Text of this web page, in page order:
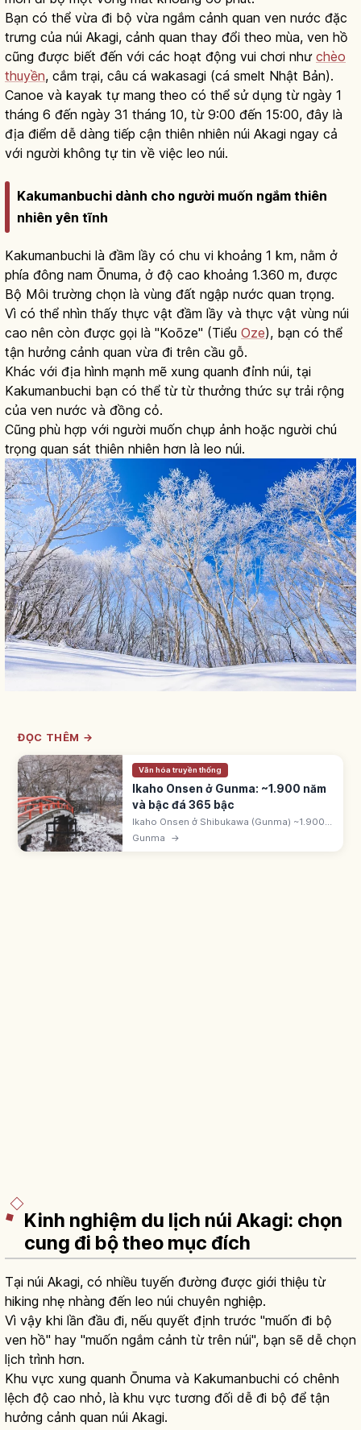
Bạn có thể vừa đi bộ vừa ngắm cảnh quan ven nước đặc
trưng của núi Akagi, cảnh quan thay đổi theo mùa, ven hồ
cũng được biết đến với các hoạt động vui chơi như chèo
thuyền, cắm trại, câu cá wakasagi (cá smelt Nhật Bản).
Canoe và kayak tự mang theo có thể sử dụng từ ngày 1
tháng 6 đến ngày 31 tháng 10, từ 9:00 đến 15:00, đây là
địa điểm dễ dàng tiếp cận thiên nhiên núi Akagi ngay cả
với người không tự tin về việc leo núi.
Kakumanbuchi dành cho người muốn ngắm thiên
nhiên yên tĩnh
Kakumanbuchi là đầm lầy có chu vi khoảng 1 km, nằm ở
phía đông nam Ōnuma, ở độ cao khoảng 1.360 m, được
Bộ Môi trường chọn là vùng đất ngập nước quan trọng.
Vì có thể nhìn thấy thực vật đầm lầy và thực vật vùng núi
cao nên còn được gọi là "Koōze" (Tiểu Oze), bạn có thể
tận hưởng cảnh quan vừa đi trên cầu gỗ.
Khác với địa hình mạnh mẽ xung quanh đỉnh núi, tại
Kakumanbuchi bạn có thể từ từ thưởng thức sự trải rộng
của ven nước và đồng cỏ.
Cũng phù hợp với người muốn chụp ảnh hoặc người chú
trọng quan sát thiên nhiên hơn là leo núi.
ĐỌC THÊM →
Văn hóa truyền thống
Ikaho Onsen ở Gunma: ~1.900 năm
và bậc đá 365 bậc
Ikaho Onsen ở Shibukawa (Gunma) ~1.900
năm, ghi trong Manyoshu. Có 'Kogane-no-
Gunma →
Kinh nghiệm du lịch núi Akagi: chọn
cung đi bộ theo mục đích
Tại núi Akagi, có nhiều tuyến đường được giới thiệu từ
hiking nhẹ nhàng đến leo núi chuyên nghiệp.
Vì vậy khi lần đầu đi, nếu quyết định trước "muốn đi bộ
ven hồ" hay "muốn ngắm cảnh từ trên núi", bạn sẽ dễ chọn
lịch trình hơn.
Khu vực xung quanh Ōnuma và Kakumanbuchi có chênh
lệch độ cao nhỏ, là khu vực tương đối dễ đi bộ để tận
hưởng cảnh quan núi Akagi.